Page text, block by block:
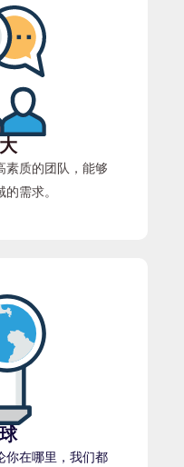
素质的团队，能够
需求。
你在哪里，我们都